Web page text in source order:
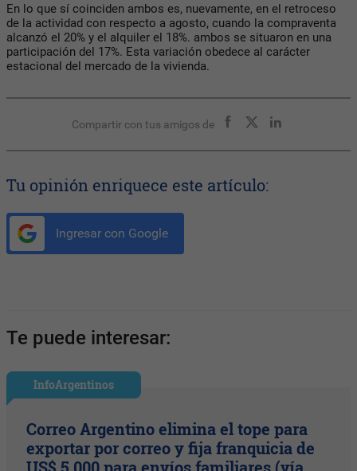
En lo que sí coinciden ambos es, nuevamente, en el retroceso
de la actividad con respecto a agosto, cuando la compraventa
alcanzó el 20% y el alquiler el 18%. ambos se situaron en una
participación del 17%. Esta variación obedece al carácter
estacional del mercado de la vivienda.
Compartir con tus amigos de
Tu opinión enriquece este artículo:
Ingresar con Google
Te puede interesar:
InfoArgentinos
Correo Argentino elimina el tope para
exportar por correo y fija franquicia de